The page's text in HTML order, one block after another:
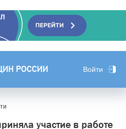
РОССИИ Войти
участие в работе